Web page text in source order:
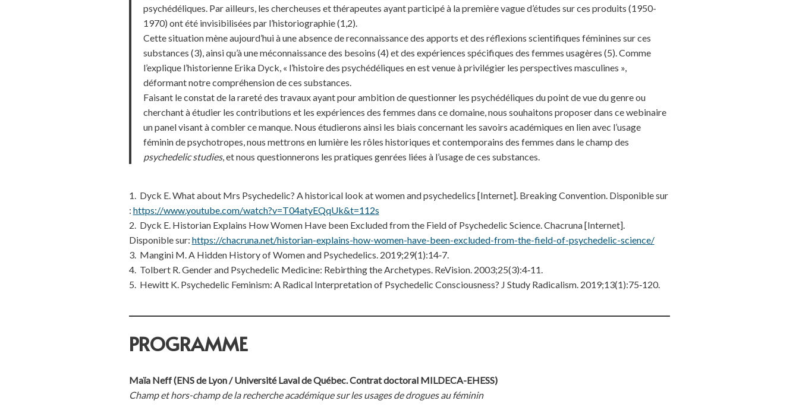
psychédéliques. Par ailleurs, les chercheuses et thérapeutes ayant participé à la première vague d’études sur ces produits (1950-
1970) ont été invisibilisées par l’historiographie (1,2).
Cette situation mène aujourd’hui à une absence de reconnaissance des apports et des réflexions scientifiques féminines sur ces
substances (3), ainsi qu’à une méconnaissance des besoins (4) et des expériences spécifiques des femmes usagères (5). Comme
l’explique l’historienne Erika Dyck, « l’histoire des psychédéliques en est venue à privilégier les perspectives masculines »,
déformant notre compréhension de ces substances.
Faisant le constat de la rareté des travaux ayant pour ambition de questionner les psychédéliques du point de vue du genre ou
cherchant à étudier les contributions et les expériences des femmes dans ce domaine, nous souhaitons proposer dans ce webinaire
un panel visant à combler ce manque. Nous étudierons ainsi les biais concernant les savoirs académiques en lien avec l’usage
féminin de psychotropes, nous mettrons en lumière les rôles historiques et contemporains des femmes dans le champ des
psychedelic studies, et nous questionnerons les pratiques genrées liées à l’usage de ces substances.
1. Dyck E. What about Mrs Psychedelic? A historical look at women and psychedelics [Internet]. Breaking Convention. Disponible sur
: https://www.youtube.com/watch?v=T04atyEQqUk&t=112s
2. Dyck E. Historian Explains How Women Have been Excluded from the Field of Psychedelic Science. Chacruna [Internet].
Disponible sur: https://chacruna.net/historian-explains-how-women-have-been-excluded-from-the-field-of-psychedelic-science/
3. Mangini M. A Hidden History of Women and Psychedelics. 2019;29(1):14‑7.
4. Tolbert R. Gender and Psychedelic Medicine: Rebirthing the Archetypes. ReVision. 2003;25(3):4‑11.
5. Hewitt K. Psychedelic Feminism: A Radical Interpretation of Psychedelic Consciousness? J Study Radicalism. 2019;13(1):75‑120.
PROGRAMME
Maïa Neff (ENS de Lyon / Université Laval de Québec. Contrat doctoral MILDECA-EHESS)
Champ et hors-champ de la recherche académique sur les usages de drogues au féminin